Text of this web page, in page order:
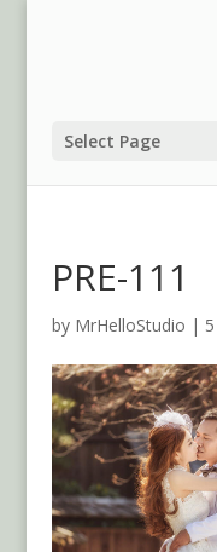
Select Page
PRE-111
by MrHelloStudio |